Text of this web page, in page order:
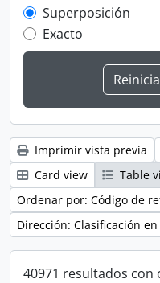
Superposición
Exacto
Imprimir vista previa
Card view
Table
Ordenar por: Código de
Dirección: Clasificación
40971 resultados con